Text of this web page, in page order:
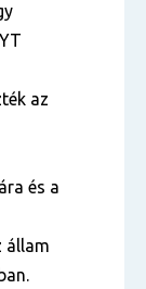
az
és a
állam